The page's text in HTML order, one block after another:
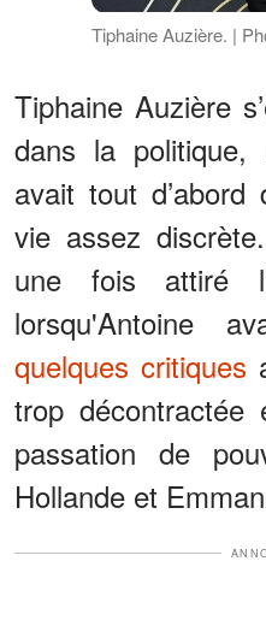
Tiphaine Auzière. |
Tiphaine Auzière
dans la
avait tout
vie assez
une fois attiré
lorsqu'Antoine
quelques critiques
trop
passation de
Hollande et